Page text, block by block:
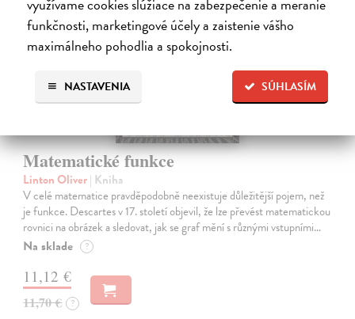
využívame cookies slúžiace na zabezpečenie a meranie
funkčnosti, marketingové účely a zaistenie vášho
maximálneho pohodlia a spokojnosti.
SÚHLASÍM
NASTAVENIA
na sklade
Matematické funkce
Linton Oliver| Kniha
V celé matematice pravděpodobně neexistuje důležitější pojem, než
je funkce. Descartes v 17. století objevil, že lze převést matematickou
rovnici na obrázek a sledovat, jak se graf mění s různými vstupními…
Na sklade ?
11,12 €
11,70 € ?